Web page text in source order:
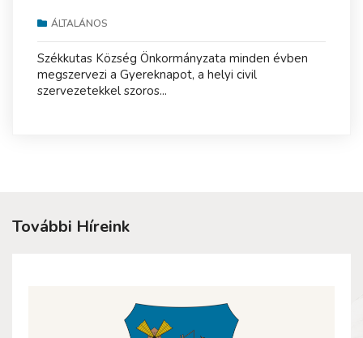
ÁLTALÁNOS
Székkutas Község Önkormányzata minden évben
megszervezi a Gyereknapot, a helyi civil
szervezetekkel szoros...
További Híreink